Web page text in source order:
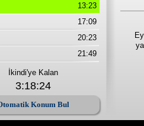
13:23
17:09
20:23
21:49
İkindi'ye Kalan
3:18:24
Konum Bul